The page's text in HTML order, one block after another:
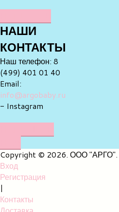
НАШИ
КОНТАКТЫ
Наш телефон: 8
(499) 401 01 40
Email:
info@argobaby.ru
- Instagram
Copyright © 2026. ООО "АРГО".
Вход
Регистрация
|
Контакты